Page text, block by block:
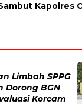
Kapolres
Limbah SPPG
Dorong BGN
Korcam